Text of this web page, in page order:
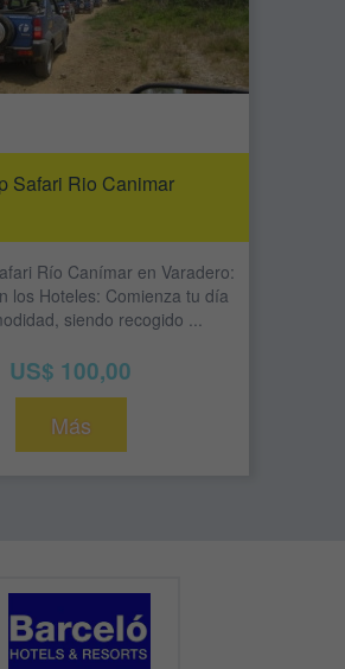
Safari Rio Canimar
Río Canímar en Varadero:
los Hoteles: Comienza tu día
siendo recogido ...
US$ 100,00
Más